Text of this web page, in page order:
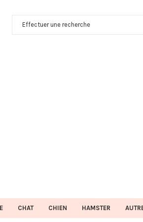
CHAT CHIEN HAMSTER